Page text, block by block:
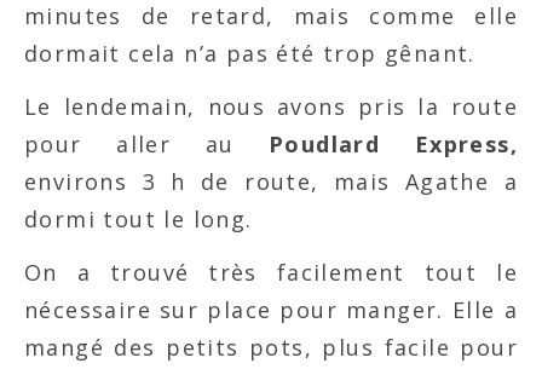
minutes de retard, mais comme elle
dormait cela n’a pas été trop gênant.
Le lendemain, nous avons pris la route
pour aller au Poudlard Express,
environs 3 h de route, mais Agathe a
dormi tout le long.
On a trouvé très facilement tout le
nécessaire sur place pour manger. Elle a
mangé des petits pots, plus facile pour